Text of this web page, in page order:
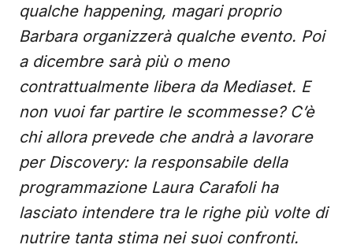
qualche happening, magari proprio
Barbara organizzerà qualche evento. Poi
a dicembre sarà più o meno
contrattualmente libera da Mediaset. E
non vuoi far partire le scommesse? C’è
chi allora prevede che andrà a lavorare
per Discovery: la responsabile della
programmazione Laura Carafoli ha
lasciato intendere tra le righe più volte di
nutrire tanta stima nei suoi confronti.